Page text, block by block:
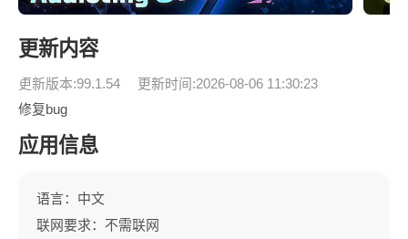
更新内容
更新版本:99.1.54
更新时间:2026-08-06 11:30:23
修复bug
应用信息
语言：中文
联网要求：不需联网